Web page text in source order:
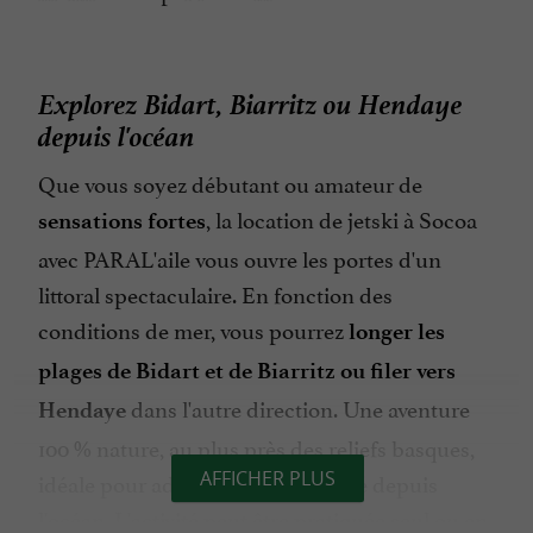
Explorez Bidart, Biarritz ou Hendaye
depuis l'océan
Que vous soyez débutant ou amateur de
sensations fortes, la location de jetski à Socoa
avec PARAL'aile vous ouvre les portes d'un
littoral spectaculaire. En fonction des
conditions de mer, vous pourrezlonger les
plages de Bidart et de Biarritz ou filer vers
Hendaye dans l'autre direction. Une aventure
100 % nature, au plus près des reliefs basques,
idéale pour admirer la côte basque depuis
AFFICHER PLUS